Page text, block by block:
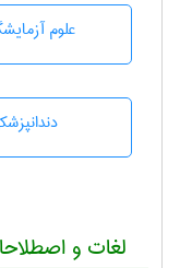
علوم
لغات و